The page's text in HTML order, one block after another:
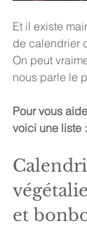
Et il existe
de calendrier
On peut
nous parle le
Pour vous
voici une liste :
et